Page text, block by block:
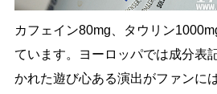
カフェイン80mg、タウリン
ています。ヨーロッパでは成分表
かれた遊び心ある演出がファンに